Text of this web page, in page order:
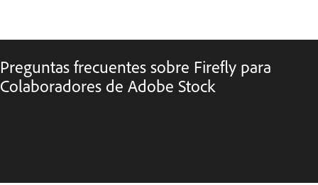
Preguntas frecuentes sobre Firefly para
Colaboradores de Adobe Stock